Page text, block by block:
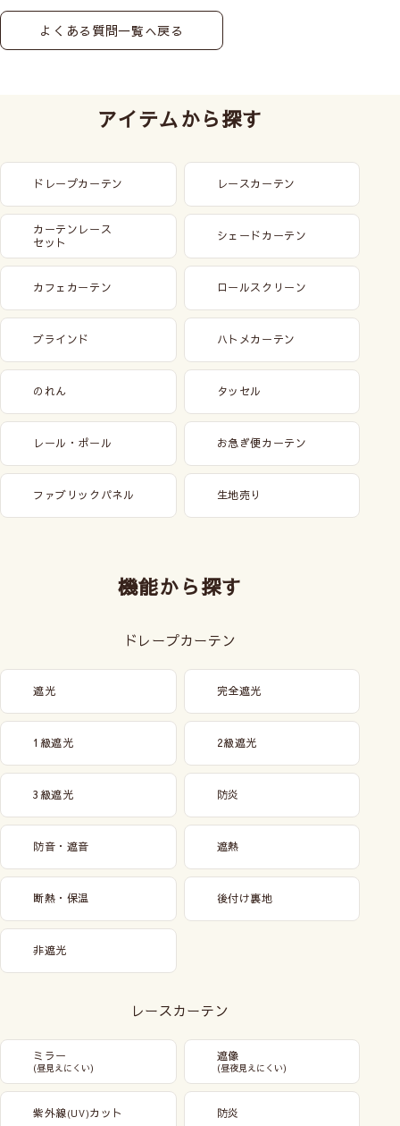
よくある質問一覧へ戻る
アイテムから探す
ドレープカーテン レースカーテン
カーテンレース
セット
シェードカーテン
カフェカーテン ロールスクリーン
ブラインド ハトメカーテン
のれん タッセル
レール・ポール お急ぎ便カーテン
ファブリックパネル 生地売り
機能から探す
ドレープカーテン
遮光 完全遮光
1級遮光 2級遮光
3級遮光 防炎
防音・遮音 遮熱
断熱・保温 後付け裏地
非遮光
レースカーテン
ミラー
(昼見えにくい)
遮像
(昼夜見えにくい)
紫外線(UV)カット 防炎